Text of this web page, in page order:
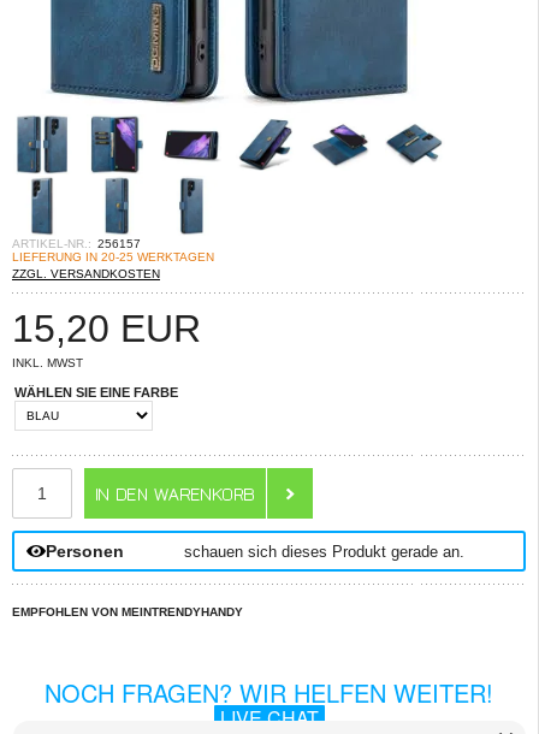
ARTIKEL-NR.: 256157
LIEFERUNG IN 20-25 WERKTAGEN
ZZGL. VERSANDKOSTEN
15,20 EUR
INKL. MWST
WÄHLEN SIE EINE FARBE
Personen schauen sich dieses Produkt gerade an.
EMPFOHLEN VON MEINTRENDYHANDY
NOCH FRAGEN? WIR HELFEN WEITER!
LIVE CHAT